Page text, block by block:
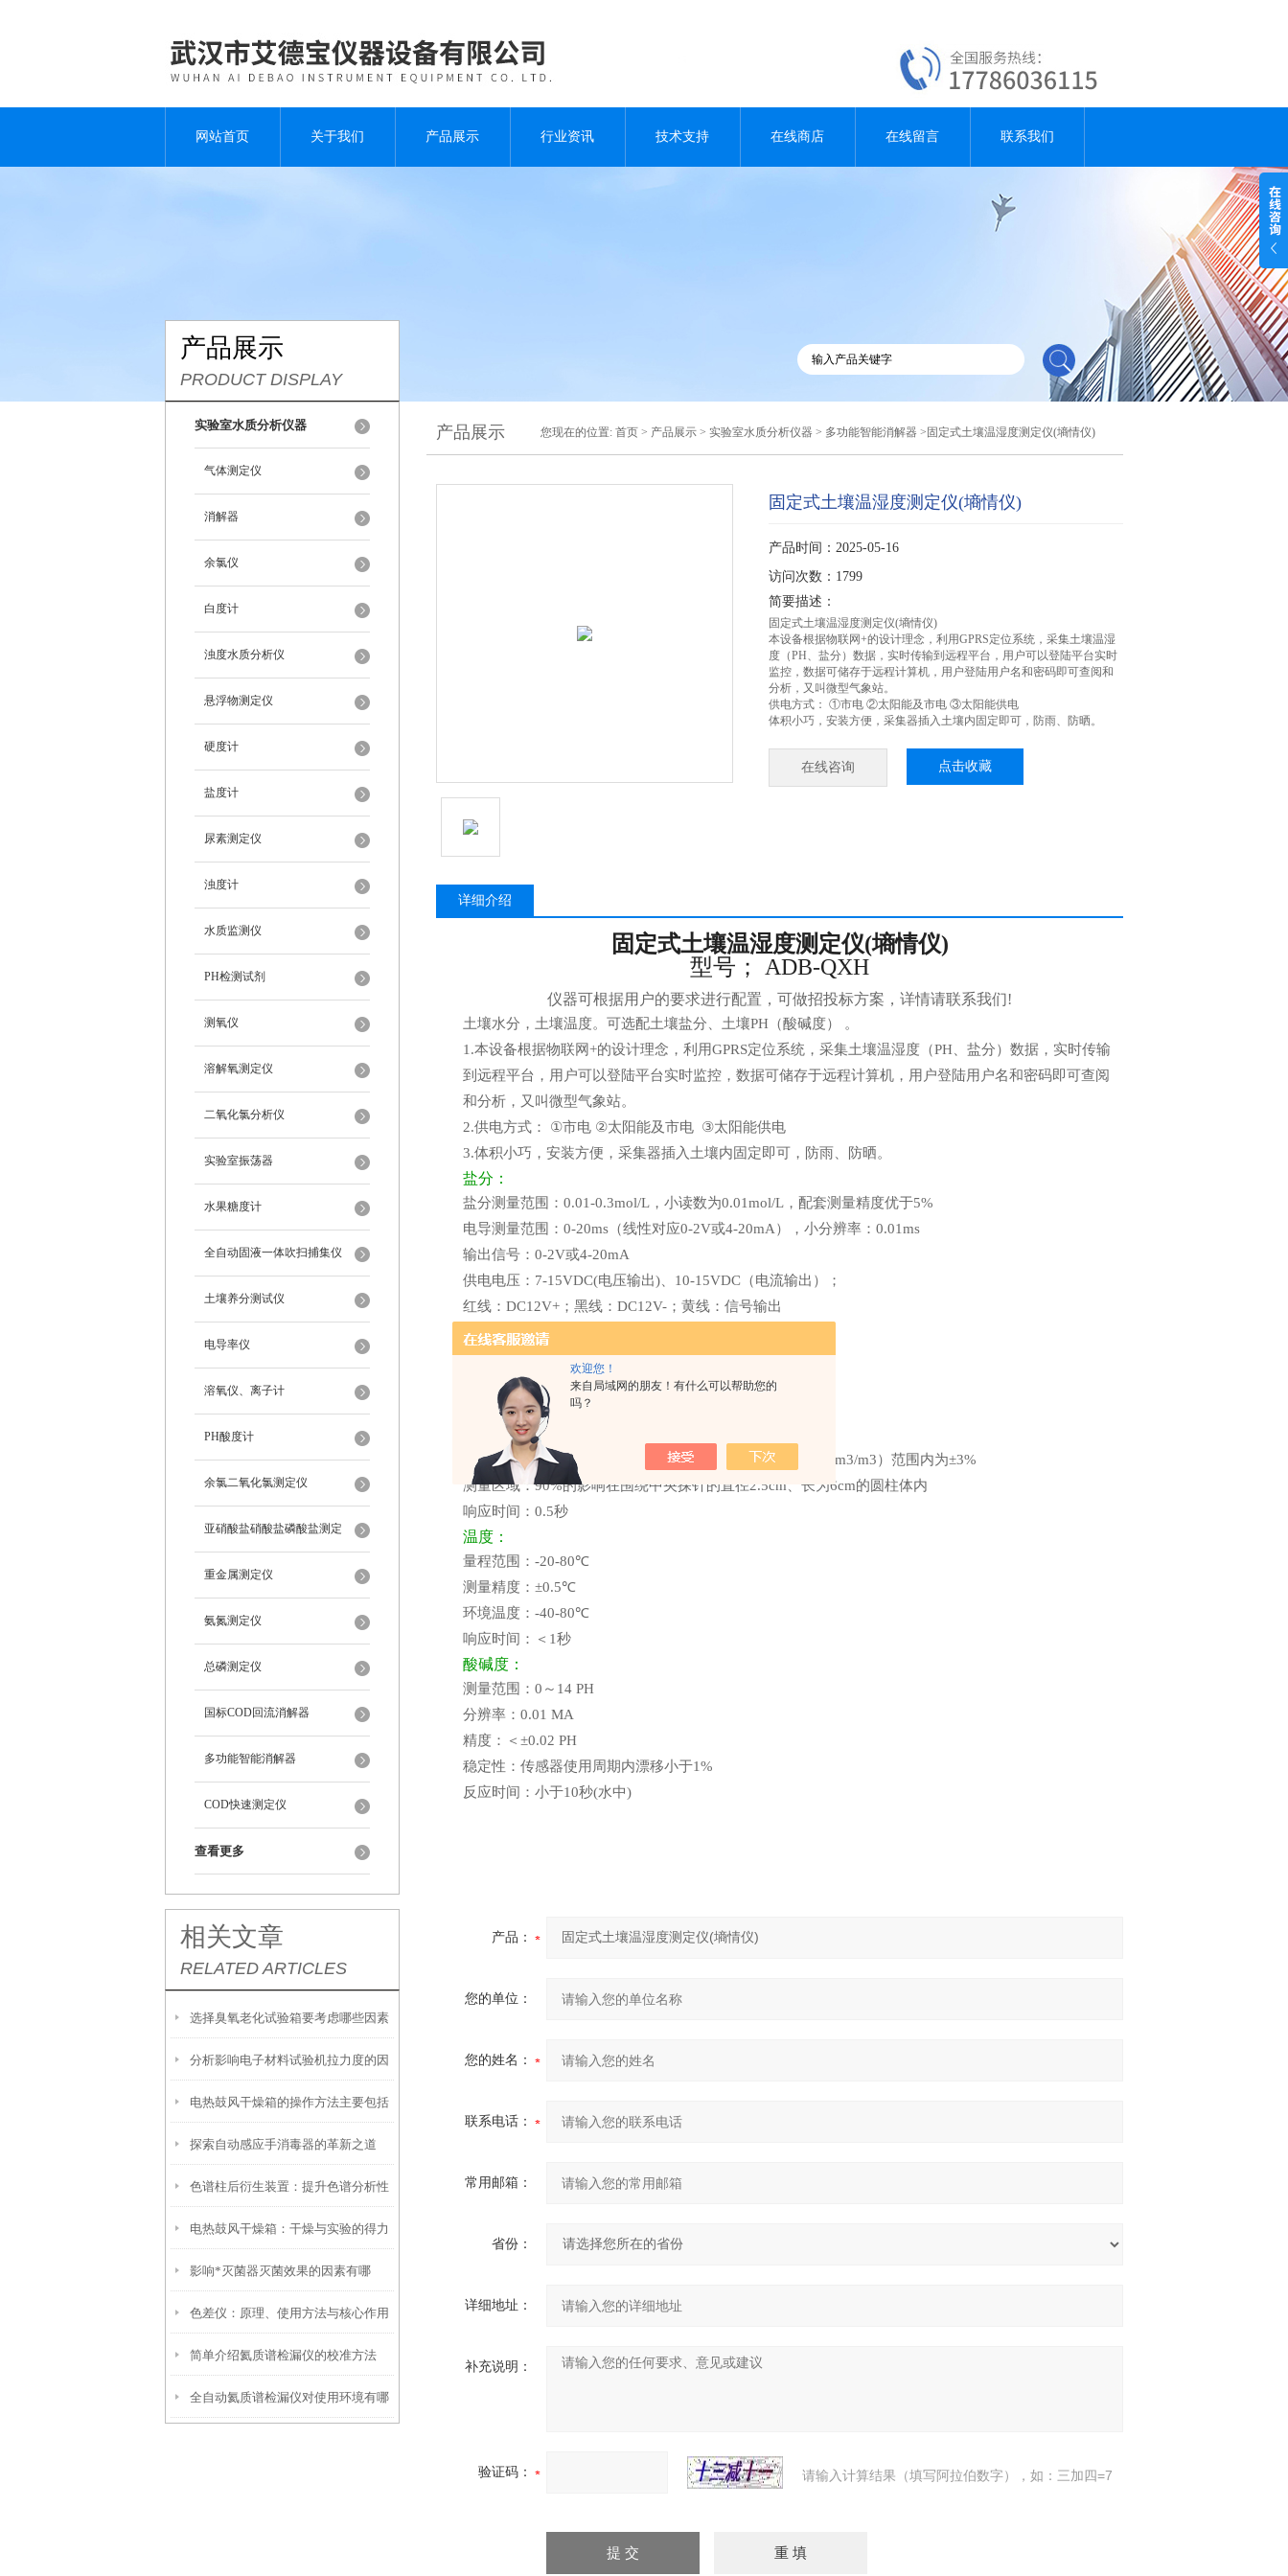
欢迎您！
来自局域网的朋友！有什么可以帮助您的
吗？
网站首页 关于我们 产品展示 行业资讯 技术支持 在线商店 在线留言 联系我们
产品展示
PRODUCT DISPLAY
实验室水质分析仪器
气体测定仪
消解器
余氯仪
白度计
浊度水质分析仪
悬浮物测定仪
硬度计
盐度计
尿素测定仪
浊度计
水质监测仪
PH检测试剂
测氧仪
溶解氧测定仪
二氧化氯分析仪
实验室振荡器
水果糖度计
全自动固液一体吹扫捕集仪
土壤养分测试仪
电导率仪
溶氧仪、离子计
PH酸度计
余氯二氧化氯测定仪
亚硝酸盐硝酸盐磷酸盐测定
重金属测定仪
氨氮测定仪
总磷测定仪
国标COD回流消解器
多功能智能消解器
COD快速测定仪
查看更多
相关文章
RELATED ARTICLES
选择臭氧老化试验箱要考虑哪些因素
分析影响电子材料试验机拉力度的因
素
电热鼓风干燥箱的操作方法主要包括
以下几个方面
探索自动感应手消毒器的革新之道
色谱柱后衍生装置：提升色谱分析性
能的关键技术
电热鼓风干燥箱：干燥与实验的得力
伙伴
影响*灭菌器灭菌效果的因素有哪
些？
色差仪：原理、使用方法与核心作用
解析
简单介绍氦质谱检漏仪的校准方法
全自动氦质谱检漏仪对使用环境有哪
产品展示 您现在的位置: 首页 > 产品展示 > 实验室水质分析仪器 > 多功能智能消解器 >固定式土壤温湿度测定仪(墒情仪)
固定式土壤温湿度测定仪(墒情仪)
产品时间：2025-05-16
访问次数：1799
简要描述：
固定式土壤温湿度测定仪(墒情仪)
本设备根据物联网+的设计理念，利用GPRS定位系统，采集土壤温湿
度（PH、盐分）数据，实时传输到远程平台，用户可以登陆平台实时
监控，数据可储存于远程计算机，用户登陆用户名和密码即可查阅和
分析，又叫微型气象站。
供电方式： ①市电 ②太阳能及市电 ③太阳能供电
体积小巧，安装方便，采集器插入土壤内固定即可，防雨、防晒。
在线咨询 点击收藏
详细介绍
固定式土壤温湿度测定仪(墒情仪)
型号； ADB-QXH
仪器可根据用户的要求进行配置，可做招投标方案，详情请联系我们!
土壤水分，土壤温度。可选配土壤盐分、土壤PH （酸碱度）
。
1.本设备根据物联网+的设计理念，利用GPRS定位系统，采集土壤温湿度（PH 、盐分）数据，实时传输
到远程平台，用户可以登陆平台实时监控，数据可储存于远程计算机，用户登陆用户名和密码即可查阅
和分析，又叫微型气象站。
2.供电方式： ①市电 ②太阳能及市电 ③太阳能供电
3.体积小巧，安装方便，采集器插入土壤内固定即可，防雨、防晒。
盐分：
盐分测量范围： 0.01-0.3mol/L ， 小读数为0.01mol/L ，配套测量精度优于5%
电导测量范围： 0-20ms （线性对应0-2V或4-20mA ），小分辨率： 0.01ms
输出信号： 0-2V或4-20mA
供电电压： 7-15VDC(电压输出) 10-15VDC （电流输出）；
红线： DC12V+ ；黑线： DC12V- ；黄线：信号输出
工作环境：-10-60℃
仪器所配探针材料：不锈钢，全密封，防水，防腐
电缆长度：标准长度 2.5m长度100m
水分：
程：0～100%
测量精度：0～50% ）范围内为 ，50～ m3/m3）范围内为±3%
测量区域：90%的影响在围绕中央探针的直径2.5cm 、长为6cm的圆柱体内
响应时间： 0.5秒
温度：
量程范围： -20-80℃
测量精度： ±0.5℃
环境温度： -40-80℃
响应时间：＜ 1秒
酸碱度：
测量范围： 0 ～ 14 PH
分辨率： 0.01 MA
精度：＜ ±0.02 PH
稳定性：传感器使用周期内漂移小于1%
反应时间：小于10秒(水中)
产品：
您的单位：
您的姓名：
联系电话：
常用邮箱：
省份：
详细地址：
补充说明：
验证码： 请输入计算结果（填写阿拉伯数字），如：三加四=7